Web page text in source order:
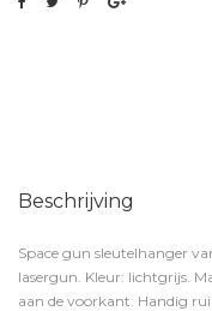
Beschrijving
Space gun sleutelhanger
lasergun. Kleur: lichtgrijs.
aan de voorkant. Handig